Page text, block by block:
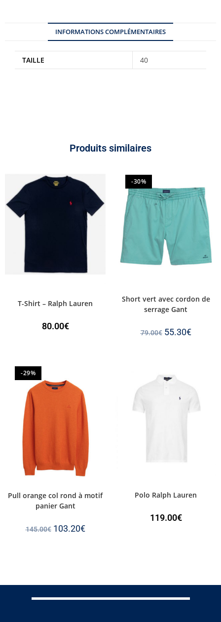
INFORMATIONS COMPLÉMENTAIRES
TAILLE 40
Produits similaires
T-Shirt – Ralph Lauren
80.00€
-30%
Short vert avec cordon de
serrage Gant
79.00€ 55.30€
-29%
Pull orange col rond à motif
panier Gant
145.00€ 103.20€
Polo Ralph Lauren
119.00€